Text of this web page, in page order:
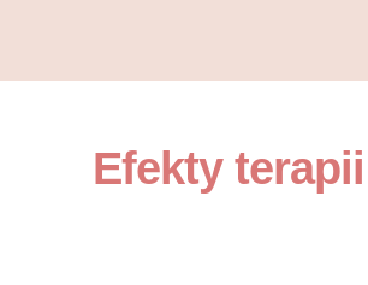
Efekty terapii